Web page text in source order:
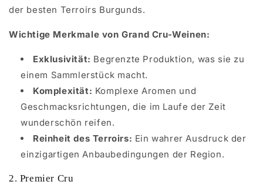
der besten Terroirs Burgunds.
Wichtige Merkmale von Grand Cru-Weinen:
Exklusivität: Begrenzte Produktion, was sie zu
einem Sammlerstück macht.
Komplexität: Komplexe Aromen und
Geschmacksrichtungen, die im Laufe der Zeit
wunderschön reifen.
Reinheit des Terroirs: Ein wahrer Ausdruck der
einzigartigen Anbaubedingungen der Region.
2. Premier Cru